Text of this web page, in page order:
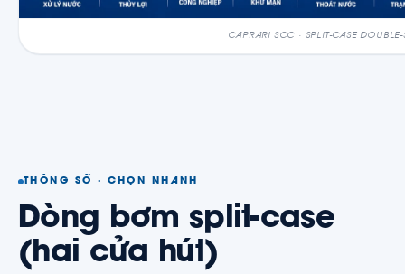
CAPRARI SCC · SPLIT-CASE
THÔNG SỐ · CHỌN NHANH
Dòng bơm split-case
(hai cửa hút)